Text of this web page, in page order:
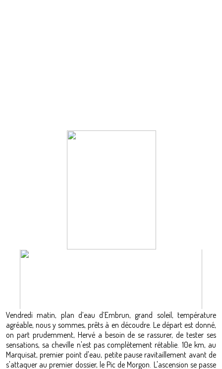
Vendredi matin, plan d’eau d’Embrun, grand soleil, température
agréable, nous y sommes, prêts à en découdre. Le départ est donné,
on part prudemment, Hervé a besoin de se rassurer, de tester ses
sensations, sa cheville n'est pas complètement rétablie. 10e km, au
Marquisat, premier point d'eau, petite pause ravitaillement avant de
s'attaquer au premier dossier, le Pic de Morgon. L'ascension se passe